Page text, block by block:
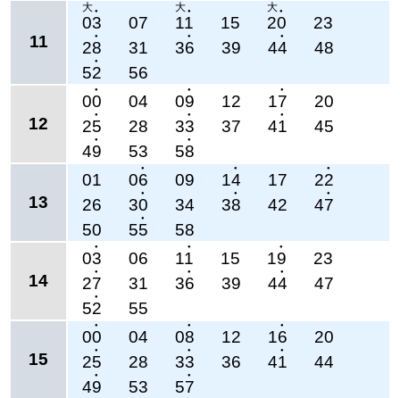
11
大 ●
03 07
大 ●
11 15
大 ●
20 23
●
28 31
●
36 39
●
44 48
●
52 56
12
●
00 04
●
09 12
●
17 20
●
25 28
●
33 37
●
41 45
●
49 53
●
58
13
01
●
06 09
●
14 17
●
22
26
●
30 34
●
38 42
●
47
50
●
55 58
14
●
03 06
●
11 15
●
19 23
●
27 31
●
36 39
●
44 47
●
52 55
15
●
00 04
●
08 12
●
16 20
●
25 28
●
33 36
●
41 44
●
49 53
●
57